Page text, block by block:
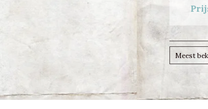
Meest